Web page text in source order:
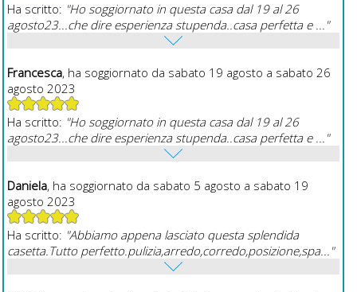
Ha scritto: "Ho soggiornato in questa casa dal 19 al 26
agosto23...che dire esperienza stupenda..casa perfetta e ..."
Francesca, ha soggiornato da sabato 19 agosto a sabato 26
agosto 2023
Ha scritto: "Ho soggiornato in questa casa dal 19 al 26
agosto23...che dire esperienza stupenda..casa perfetta e ..."
Daniela, ha soggiornato da sabato 5 agosto a sabato 19
agosto 2023
Ha scritto: "Abbiamo appena lasciato questa splendida
casetta.Tutto perfetto.pulizia,arredo,corredo,posizione,spa..."